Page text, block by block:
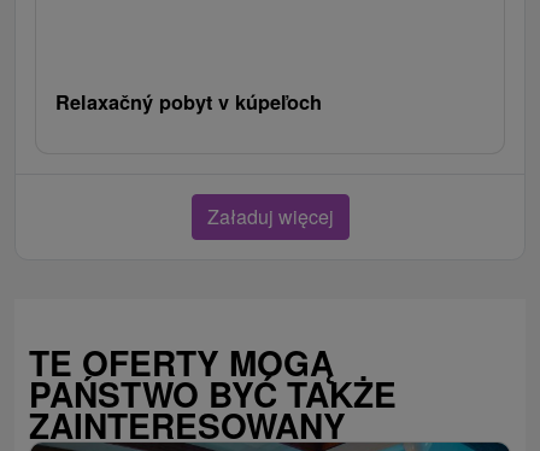
Relaxačný pobyt v kúpeľoch
Załaduj więcej
TE OFERTY MOGĄ
PAŃSTWO BYĆ TAKŻE
ZAINTERESOWANY